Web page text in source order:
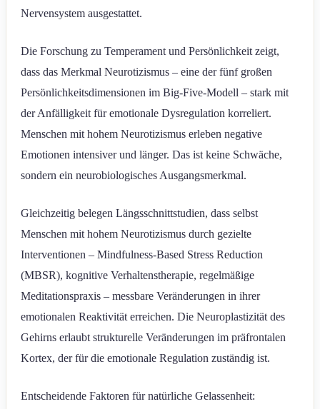
Nervensystem ausgestattet.
Die Forschung zu Temperament und Persönlichkeit zeigt,
dass das Merkmal Neurotizismus – eine der fünf großen
Persönlichkeitsdimensionen im Big-Five-Modell – stark mit
der Anfälligkeit für emotionale Dysregulation korreliert.
Menschen mit hohem Neurotizismus erleben negative
Emotionen intensiver und länger. Das ist keine Schwäche,
sondern ein neurobiologisches Ausgangsmerkmal.
Gleichzeitig belegen Längsschnittstudien, dass selbst
Menschen mit hohem Neurotizismus durch gezielte
Interventionen – Mindfulness-Based Stress Reduction
(MBSR), kognitive Verhaltenstherapie, regelmäßige
Meditationspraxis – messbare Veränderungen in ihrer
emotionalen Reaktivität erreichen. Die Neuroplastizität des
Gehirns erlaubt strukturelle Veränderungen im präfrontalen
Kortex, der für die emotionale Regulation zuständig ist.
Entscheidende Faktoren für natürliche Gelassenheit: